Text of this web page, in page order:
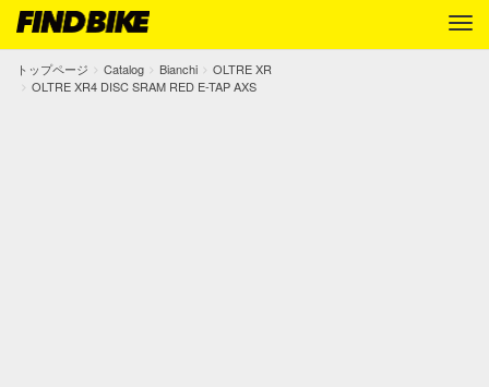
トップページ Catalog Bianchi
OLTRE XR
OLTRE XR4 DISC SRAM RED E-TAP AXS